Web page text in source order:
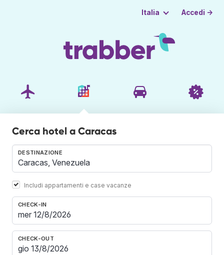
Italia Accedi →
Cerca hotel a Caracas
DESTINAZIONE
Includi appartamenti e case vacanze
CHECK-IN
CHECK-OUT